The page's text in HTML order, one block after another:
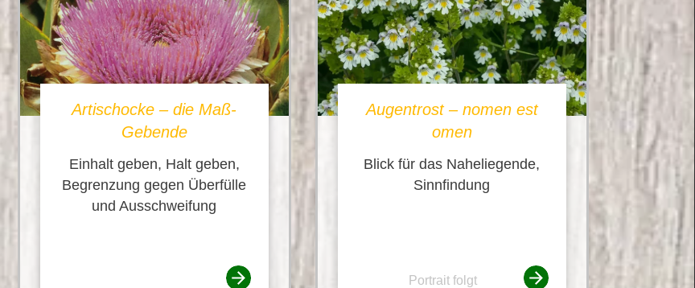
Artischocke – die Maß-
Gebende
Einhalt geben, Halt geben,
Begrenzung gegen Überfülle
und Ausschweifung
Augentrost – nomen est
omen
Blick für das Naheliegende,
Sinnfindung
Portrait folgt